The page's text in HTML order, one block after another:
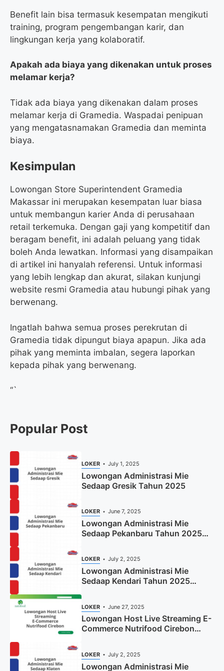
Benefit lain bisa termasuk kesempatan mengikuti
training, program pengembangan karir, dan
lingkungan kerja yang kolaboratif.
Apakah ada biaya yang dikenakan untuk proses
melamar kerja?
Tidak ada biaya yang dikenakan dalam proses
melamar kerja di Gramedia. Waspadai penipuan
yang mengatasnamakan Gramedia dan meminta
biaya.
Kesimpulan
Lowongan Store Superintendent Gramedia
Makassar ini merupakan kesempatan luar biasa
untuk membangun karier Anda di perusahaan
retail terkemuka. Dengan gaji yang kompetitif dan
beragam benefit, ini adalah peluang yang tidak
boleh Anda lewatkan. Informasi yang disampaikan
di artikel ini hanyalah referensi. Untuk informasi
yang lebih lengkap dan akurat, silakan kunjungi
website resmi Gramedia atau hubungi pihak yang
berwenang.
Ingatlah bahwa semua proses perekrutan di
Gramedia tidak dipungut biaya apapun. Jika ada
pihak yang meminta imbalan, segera laporkan
kepada pihak yang berwenang.
“`
Popular Post
LOKER July 1, 2025
Lowongan Administrasi Mie
Sedaap Gresik Tahun 2025
LOKER June 7, 2025
Lowongan Administrasi Mie
Sedaap Pekanbaru Tahun 2025
LOKER July 2, 2025
Lowongan Administrasi Mie
Sedaap Kendari Tahun 2025
LOKER June 27, 2025
Lowongan Host Live Streaming E-
Commerce Nutrifood Cirebon
LOKER July 2, 2025
Lowongan Administrasi Mie